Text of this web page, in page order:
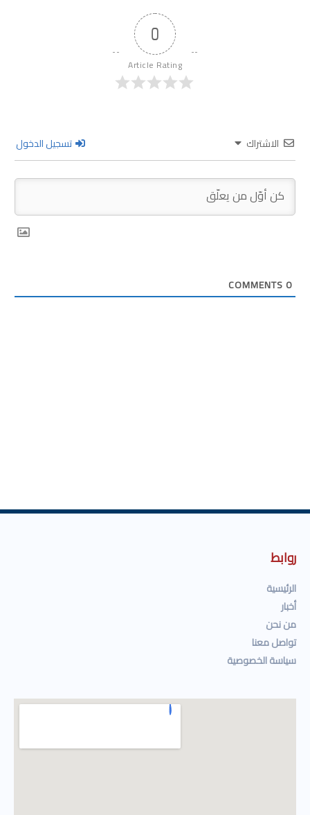
0
Article Rating
الاشتراك تسجيل الدخول
0
روابط
الرئيسية
أخبار
من نحن
تواصل معنا
سياسة الخصوصية